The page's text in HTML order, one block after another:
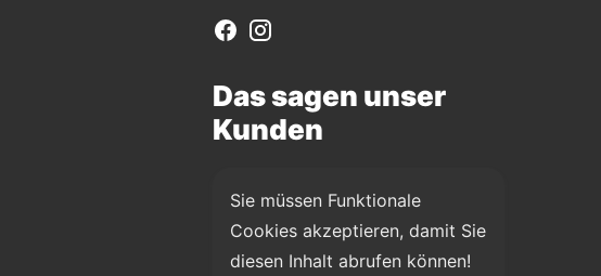
Das sagen unser
Kunden
Sie müssen Funktionale
Cookies akzeptieren, damit Sie
diesen Inhalt abrufen können!